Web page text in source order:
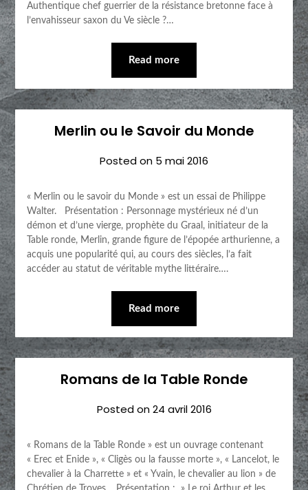
Authentique chef guerrier de la résistance bretonne face à
l’envahisseur saxon du Ve siècle ?…
Read more
Merlin ou le Savoir du Monde
Posted on 5 mai 2016
« Merlin ou le savoir du Monde » est un essai de Philippe
Walter. Présentation : Personnage mystérieux né d’un
démon et d’une vierge, prophète du Graal, initiateur de la
Table ronde, Merlin, grande figure de l’épopée arthurienne, a
acquis une popularité qui, au cours des siècles, l’a fait
accéder au statut de véritable mythe littéraire….
Read more
Romans de la Table Ronde
Posted on24 avril 2016
« Romans de la Table Ronde » est un ouvrage contenant
« Erec et Enide », « Cligès ou la fausse morte », « Lancelot, le
chevalier à la Charrette » et « Yvain, le chevalier au lion » de